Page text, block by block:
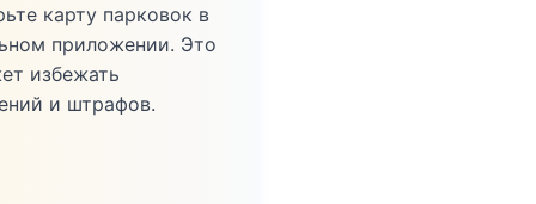
карту парковок в
приложении. Это
избежать
и штрафов.